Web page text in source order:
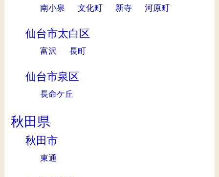
南小泉 文化町 新寺 河原町
仙台市太白区
富沢 長町
仙台市泉区
長命ケ丘
秋田県
秋田市
東通